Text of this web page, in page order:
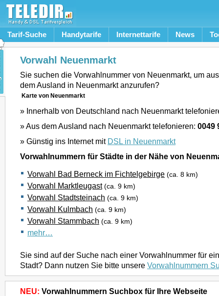
Tarif-Suche Handytarife Internettarife News
Vorwahl Neuenmarkt
Sie suchen die Vorwahlnummer von Neuenmarkt, um
dem Ausland in Neuenmarkt anzurufen?
Karte von Neuenmarkt
» Innerhalb von Deutschland nach Neuenmarkt
» Aus dem Ausland nach Neuenmarkt telefonieren: 0049
» Günstig ins Internet mit DSL in Neuenmarkt
Vorwahlnummern für Städte in der Nähe von
Vorwahl Bad Berneck im Fichtelgebirge (ca. 8 km)
Vorwahl Marktleugast (ca. 9 km)
Vorwahl Stadtsteinach (ca. 9 km)
Vorwahl Kulmbach (ca. 9 km)
Vorwahl Stammbach (ca. 9 km)
mehr…
Sie sind auf der Suche nach einer Vorwahlnummer für
Stadt? Dann nutzen Sie bitte unsere Vorwahlnummern
NEU: Vorwahlnummern Suchbox für Ihre Webseite